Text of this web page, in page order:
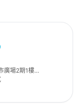
廣場2期1樓